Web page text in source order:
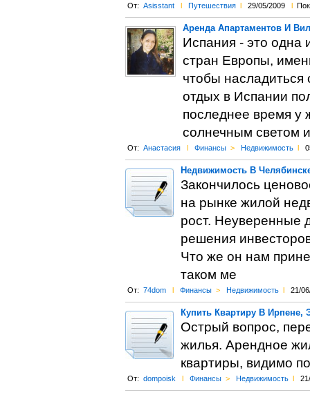
От: Asisstant l Путешествия l 29/05/2009 l
Аренда Апартаментов И
Испания - это
стран Европы,
чтобы
отдых в Испании
последнее время у
солнечным светом
От: Анастасия l Финансы > Недвижимость l
Недвижимость В
Закончилось
на рынке жилой
рост. Неуверенные
решения
Что же он нам
таком ме
От: 74dom l Финансы > Недвижимость l 21/
Купить Квартиру В Ирпене,
Острый вопрос,
жилья. Арендное
квартиры, видимо
От: dompoisk l Финансы > Недвижимость l